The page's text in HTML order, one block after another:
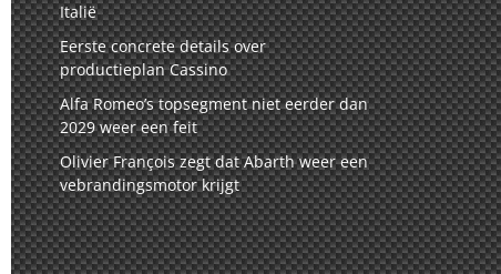
Italië
Eerste concrete details over
productieplan Cassino
Alfa Romeo’s topsegment niet eerder dan
2029 weer een feit
Olivier François zegt dat Abarth weer een
vebrandingsmotor krijgt